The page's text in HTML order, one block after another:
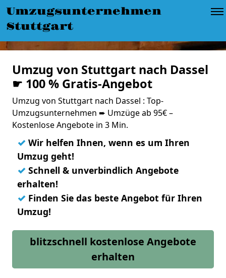
Umzugsunternehmen
Stuttgart
Umzug von Stuttgart nach Dassel
☛ 100 % Gratis-Angebot
Umzug von Stuttgart nach Dassel : Top-
Umzugsunternehmen ➨ Umzüge ab 95€ –
Kostenlose Angebote in 3 Min.
✓ Wir helfen Ihnen, wenn es um Ihren
Umzug geht!
✓ Schnell & unverbindlich Angebote
erhalten!
✓ Finden Sie das beste Angebot für Ihren
Umzug!
blitzschnell kostenlose Angebote
erhalten